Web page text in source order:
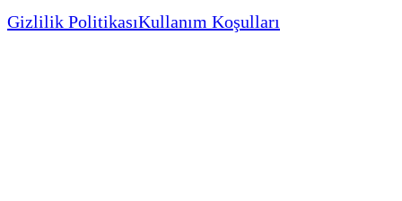
Gizlilik PolitikasıKullanım Koşulları